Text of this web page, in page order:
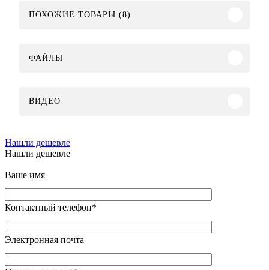
ПОХОЖИЕ ТОВАРЫ (8)
ФАЙЛЫ
ВИДЕО
Нашли дешевле
Нашли дешевле
Ваше имя
Контактный телефон*
Электронная почта